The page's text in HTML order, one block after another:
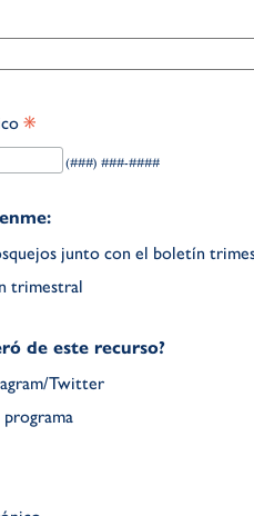
*
(###) ###-####
junto con el boletín
trimestral
de este recurso?
Twitter
programa